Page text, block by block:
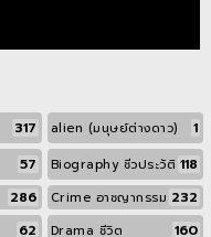
317 alien (มนุษย์ต่างดาว) 1
57 Biography ชีวประวัติ 118
286 Crime อาชญากรรม 232
62 Drama ชีวิต 160